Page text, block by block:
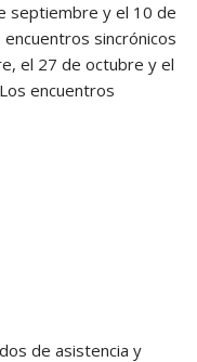
septiembre y el 10 de
sincrónicos
el 27 de octubre y el
encuentros
de asistencia y